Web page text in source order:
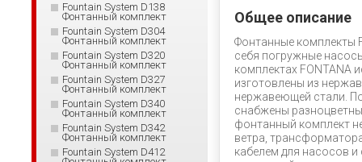
Общее описание
Фонтанные комплекты
себя погружные
комплектах
изготовлены из
нержавеющей стали.
снабжены
фонтанный комплект
ветра,
кабелем для насосов
Fountain System D138
Фонтанный комплект
Fountain System D304
Фонтанный комплект
Fountain System D320
Фонтанный комплект
Fountain System D327
Фонтанный комплект
Fountain System D340
Фонтанный комплект
Fountain System D342
Фонтанный комплект
Fountain System D412